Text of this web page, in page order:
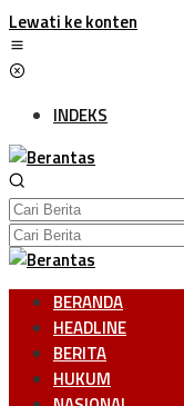
Lewati ke konten
INDEKS
BERANDA
HEADLINE
BERITA
HUKUM